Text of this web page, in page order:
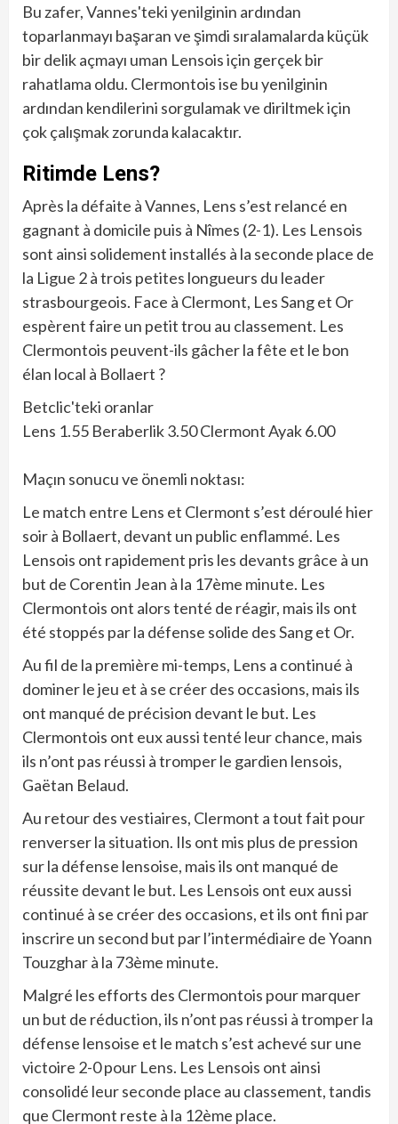
Bu zafer, Vannes'teki yenilginin ardından
toparlanmayı başaran ve şimdi sıralamalarda küçük
bir delik açmayı uman Lensois için gerçek bir
rahatlama oldu. Clermontois ise bu yenilginin
ardından kendilerini sorgulamak ve diriltmek için
çok çalışmak zorunda kalacaktır.
Ritimde Lens?
Après la défaite à Vannes, Lens s’est relancé en
gagnant à domicile puis à Nîmes (2-1). Les Lensois
sont ainsi solidement installés à la seconde place de
la Ligue 2 à trois petites longueurs du leader
strasbourgeois. Face à Clermont, Les Sang et Or
espèrent faire un petit trou au classement. Les
Clermontois peuvent-ils gâcher la fête et le bon
élan local à Bollaert ?
Betclic'teki oranlar
Lens 1.55 Beraberlik 3.50 Clermont Ayak 6.00
Maçın sonucu ve önemli noktası:
Le match entre Lens et Clermont s’est déroulé hier
soir à Bollaert, devant un public enflammé. Les
Lensois ont rapidement pris les devants grâce à un
but de Corentin Jean à la 17ème minute. Les
Clermontois ont alors tenté de réagir, mais ils ont
été stoppés par la défense solide des Sang et Or.
Au fil de la première mi-temps, Lens a continué à
dominer le jeu et à se créer des occasions, mais ils
ont manqué de précision devant le but. Les
Clermontois ont eux aussi tenté leur chance, mais
ils n’ont pas réussi à tromper le gardien lensois,
Gaëtan Belaud.
Au retour des vestiaires, Clermont a tout fait pour
renverser la situation. Ils ont mis plus de pression
sur la défense lensoise, mais ils ont manqué de
réussite devant le but. Les Lensois ont eux aussi
continué à se créer des occasions, et ils ont fini par
inscrire un second but par l’intermédiaire de Yoann
Touzghar à la 73ème minute.
Malgré les efforts des Clermontois pour marquer
un but de réduction, ils n’ont pas réussi à tromper la
défense lensoise et le match s’est achevé sur une
victoire 2-0 pour Lens. Les Lensois ont ainsi
consolidé leur seconde place au classement, tandis
que Clermont reste à la 12ème place.